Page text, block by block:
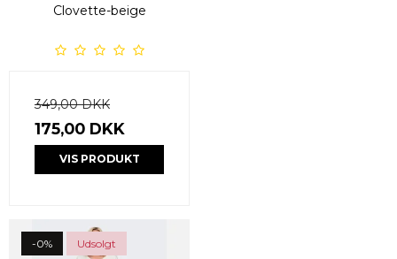
Clovette-beige
349,00 DKK
175,00 DKK
VIS PRODUKT
-0% Udsolgt